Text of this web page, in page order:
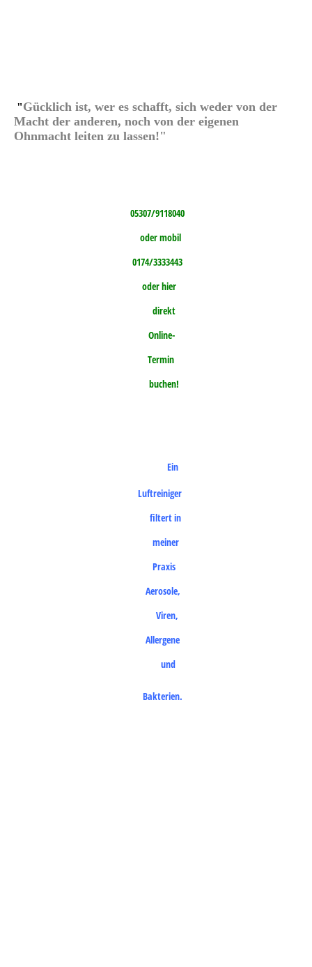
"Gücklich ist, wer es schafft, sich weder von der
Macht der anderen, noch von der eigenen
Ohnmacht leiten zu lassen!"
05307/9118040
oder mobil
0174/3333443
oder hier
direkt
Online-
Termin
buchen!
Ein
Luftreiniger
filtert in
meiner
Praxis
Aerosole,
Viren,
Allergene
und
Bakterien.